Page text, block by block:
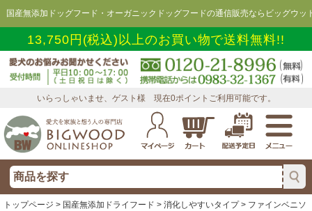
国産無添加ドッグフード・オーガニックドッグフードの通信販売ならビッグウッ
13,750円(税込)以上のお買い物で送料無料!!
いらっしゃいませ、ゲスト様 現在0ポイントご利用可能です。
トップページ > 国産無添加ドライフード > 消化しやすいタイプ> ファインベニソ